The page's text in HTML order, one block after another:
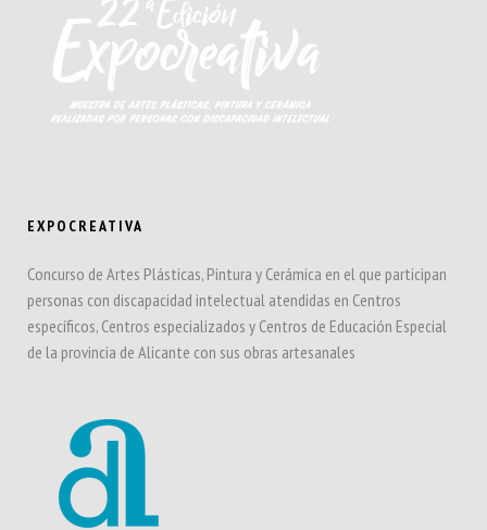
EXPOCREATIVA
Concurso de Artes Plásticas, Pintura y Cerámica en el que participan
personas con discapacidad intelectual atendidas en Centros
específicos, Centros especializados y Centros de Educación Especial
de la provincia de Alicante con sus obras artesanales